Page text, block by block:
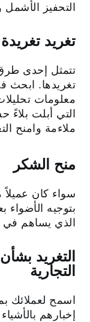
التحفيز الأشمل
تغريد
تتمثل إحدى
تغريدها.
معلومات
التي أبلت بلاءً
ملاءمة وامنح
منح الشكر
سواء كان عميلاً
بتوجيه
الذي يساهم في
التغريد بشأن
التجارية
اسمح لعملائك
إخبارهم